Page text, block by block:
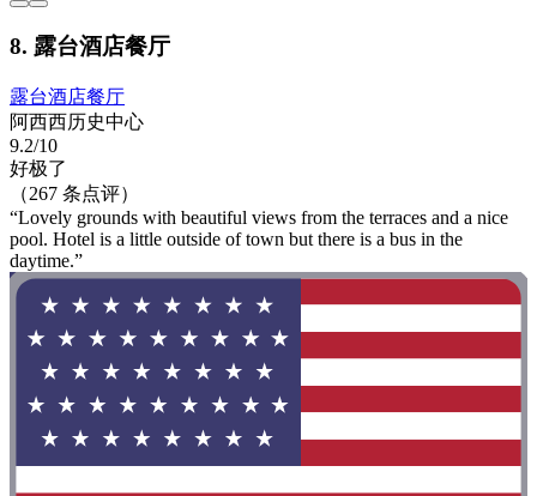
8. 露台酒店餐厅
露台酒店餐厅
阿西西历史中心
9.2/10
好极了
（267 条点评）
“Lovely grounds with beautiful views from the terraces and a nice
pool. Hotel is a little outside of town but there is a bus in the
daytime.”